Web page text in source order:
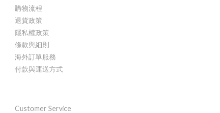
購物流程
退貨政策
隱私權政策
條款與細則
海外訂單服務
付款與運送方式
Customer Service